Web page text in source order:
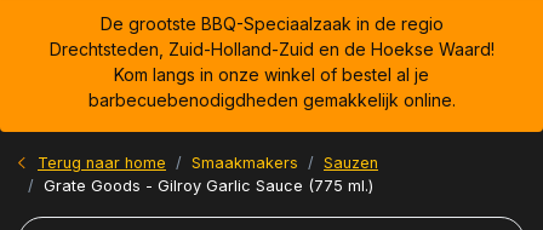
De grootste BBQ-Speciaalzaak in de regio
Drechtsteden, Zuid-Holland-Zuid en de Hoekse Waard!
Kom langs in onze winkel of bestel al je
barbecuebenodigdheden gemakkelijk online.
Terug naar home Smaakmakers
Sauzen
Grate Goods - Gilroy Garlic Sauce (775 ml.)